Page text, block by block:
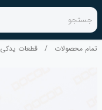
جستجو
تمام محصولات / قطعات یدکی Hitachi ژاپن